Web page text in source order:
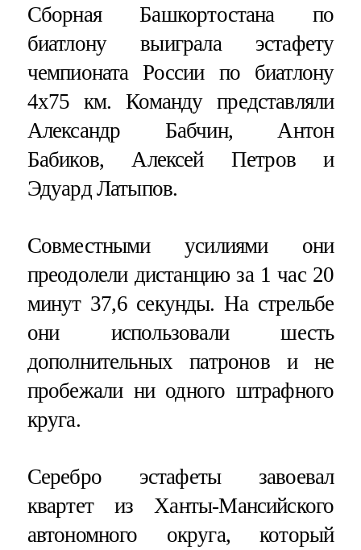
Сборная Башкортостана по
биатлону выиграла эстафету
чемпионата России по биатлону
4х75 км. Команду представляли
Александр Бабчин, Антон
Бабиков, Алексей Петров и
Эдуард Латыпов.
Совместными усилиями они
преодолели дистанцию за 1 час 20
минут 37,6 секунды. На стрельбе
они использовали шесть
дополнительных патронов и не
пробежали ни одного штрафного
круга.
Серебро эстафеты завоевал
квартет из Ханты-Мансийского
автономного округа, который